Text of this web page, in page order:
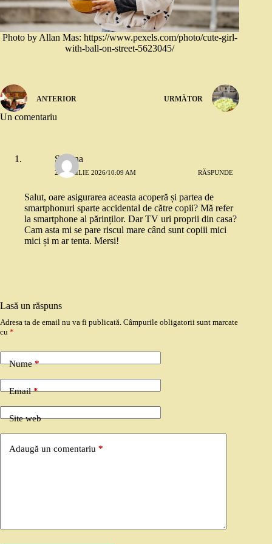
Photo by Allan Mas: https://www.pexels.com/photo/cute-girl-
with-ball-on-street-5623045/
ANTERIOR URMĂTOR
Un comentariu
Stefana
24 APRILIE 2026/10:09 AM RĂSPUNDE
Salut, oare asigurarea aceasta acoperă și partea de
smartphonuri sparte accidental de către copii? Mă refer
la smartphone al părinților. Dar TV uri proprii din casa?
Cam asta mi se pare riscul mare când sunt copiii mici
mici și m ar tenta. Mersi!
Lasă un răspuns
Adresa ta de email nu va fi publicată. Câmpurile obligatorii sunt marcate
cu *
Nume*
Email*
Site web
Adaugă un comentariu *